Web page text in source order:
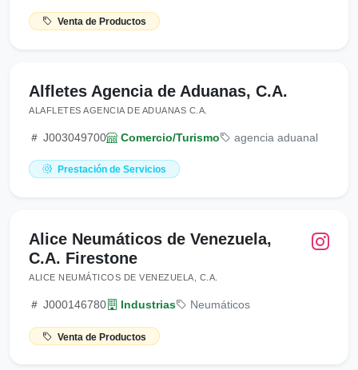
Venta de Productos
Alfletes Agencia de Aduanas, C.A.
ALAFLETES AGENCIA DE ADUANAS C.A.
J003049700 Comercio/Turismo agencia aduanal
Prestación de Servicios
Alice Neumáticos de Venezuela,
C.A. Firestone
ALICE NEUMÁTICOS DE VENEZUELA, C.A.
J000146780 Industrias Neumáticos
Venta de Productos